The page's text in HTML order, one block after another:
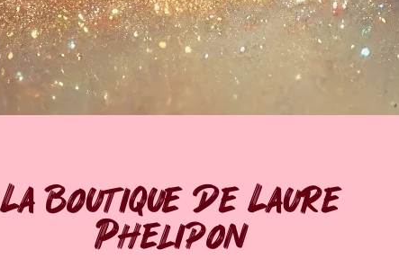
La boutique de Laure
Phelipon